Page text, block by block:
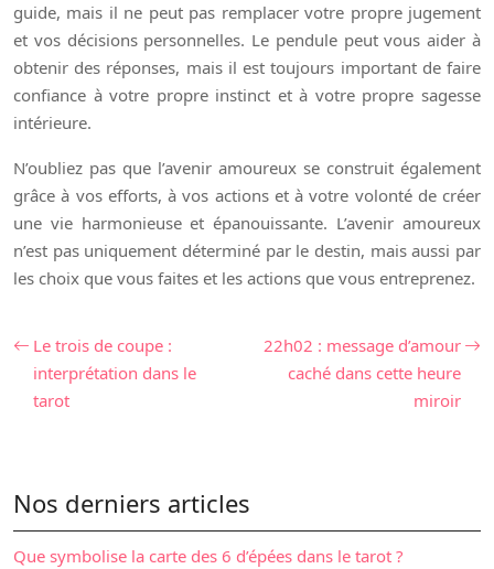
guide, mais il ne peut pas remplacer votre propre jugement
et vos décisions personnelles. Le pendule peut vous aider à
obtenir des réponses, mais il est toujours important de faire
confiance à votre propre instinct et à votre propre sagesse
intérieure.
N’oubliez pas que l’avenir amoureux se construit également
grâce à vos efforts, à vos actions et à votre volonté de créer
une vie harmonieuse et épanouissante. L’avenir amoureux
n’est pas uniquement déterminé par le destin, mais aussi par
les choix que vous faites et les actions que vous entreprenez.
Le trois de coupe :
interprétation dans le
tarot
22h02 : message d’amour
caché dans cette heure
miroir
Nos derniers articles
Que symbolise la carte des 6 d’épées dans le tarot ?